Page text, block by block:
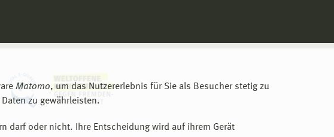
Matomo, um das Nutzererlebnis für Sie als Besucher stetig zu
zu gewährleisten.
darf oder nicht. Ihre Entscheidung wird auf ihrem Gerät